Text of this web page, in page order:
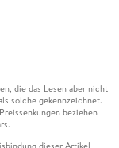
die das Lesen aber nicht
solche gekennzeichnet.
beziehen
dieser Artikel